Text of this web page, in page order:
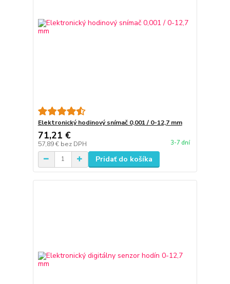
Elektronický hodinový snímač 0,001 / 0-12,7 mm
71,21 €
57,89 € bez DPH 3-7 dní
Pridať do košíka